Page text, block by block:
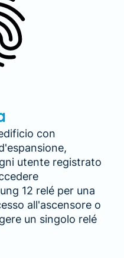
con
utente registrato
12 relé per una
all'ascensore o
un singolo relé